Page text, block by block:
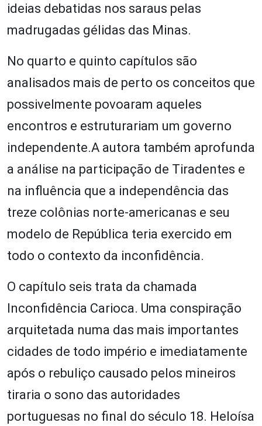
ideias debatidas nos saraus pelas
madrugadas gélidas das Minas.
No quarto e quinto capítulos são
analisados mais de perto os conceitos que
possivelmente povoaram aqueles
encontros e estruturariam um governo
independente.A autora também aprofunda
a análise na participação de Tiradentes e
na influência que a independência das
treze colônias norte-americanas e seu
modelo de República teria exercido em
todo o contexto da inconfidência.
O capítulo seis trata da chamada
Inconfidência Carioca. Uma conspiração
arquitetada numa das mais importantes
cidades de todo império e imediatamente
após o rebuliço causado pelos mineiros
tiraria o sono das autoridades
portuguesas no final do século 18. Heloísa